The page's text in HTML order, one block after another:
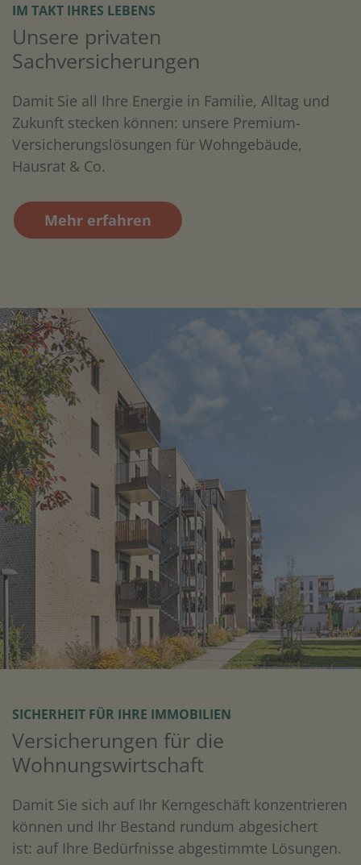
IM TAKT IHRES LEBENS
Unsere privaten
Sachversicherungen
Damit Sie all Ihre Energie in Familie, Alltag und
Zukunft stecken können: unsere Premium-
Versicherungslösungen für Wohngebäude,
Hausrat & Co.
Mehr erfahren
SICHERHEIT FÜR IHRE IMMOBILIEN
Versicherungen für die
Wohnungswirtschaft
Damit Sie sich auf Ihr Kerngeschäft konzentrieren
können und Ihr Bestand rundum abgesichert
ist: auf Ihre Bedürfnisse abgestimmte Lösungen.